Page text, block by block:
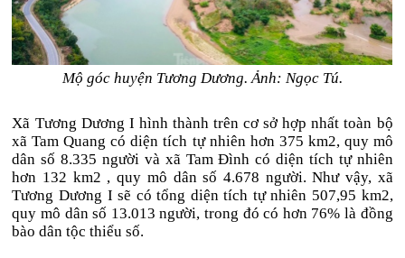
Mộ góc huyện Tương Dương. Ảnh: Ngọc Tú.
Xã Tương Dương I hình thành trên cơ sở hợp nhất toàn bộ
xã Tam Quang có diện tích tự nhiên hơn 375 km2, quy mô
dân số 8.335 người và xã Tam Đình có diện tích tự nhiên
hơn 132 km2 , quy mô dân số 4.678 người. Như vậy, xã
Tương Dương I sẽ có tổng diện tích tự nhiên 507,95 km2,
quy mô dân số 13.013 người, trong đó có hơn 76% là đồng
bào dân tộc thiểu số.